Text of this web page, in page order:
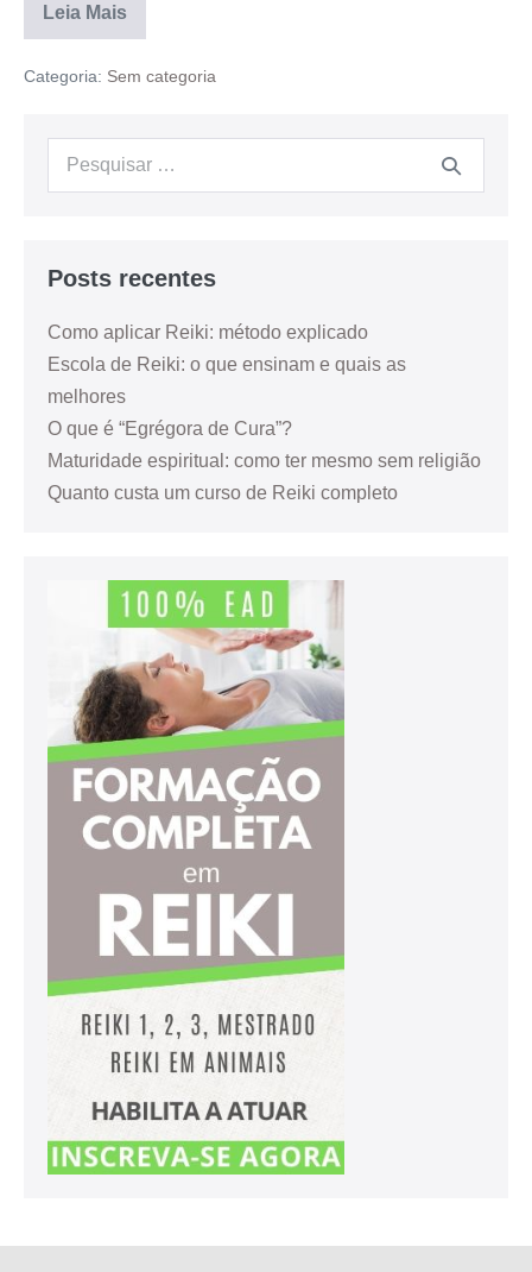
Leia Mais
Categoria: Sem categoria
Posts recentes
Como aplicar Reiki: método explicado
Escola de Reiki: o que ensinam e quais as
melhores
O que é “Egrégora de Cura”?
Maturidade espiritual: como ter mesmo sem religião
Quanto custa um curso de Reiki completo